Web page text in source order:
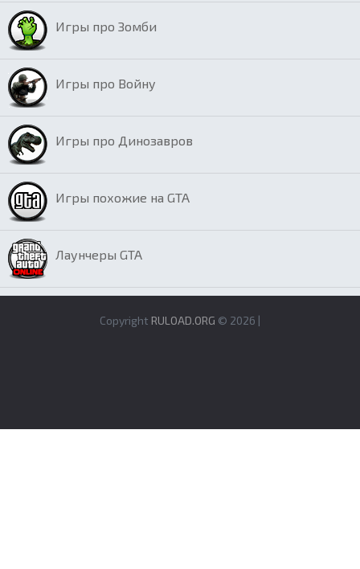
Игры про Зомби
Игры про Войну
Игры про Динозавров
Игры похожие на GTA
Лаунчеры GTA
Copyright RULOAD.ORG © 2026 |